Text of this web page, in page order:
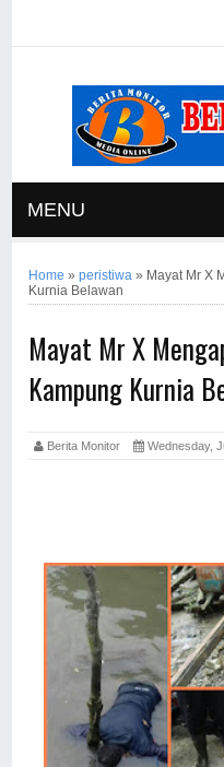
MENU
Home »peristiwa » Mayat Mr X
Kurnia Belawan
Mayat Mr X
Kampung Kurnia
Berita Monitor Wednesday,